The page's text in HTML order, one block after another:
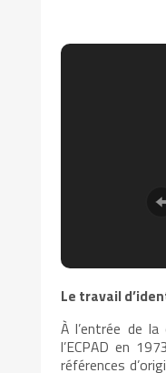
Le travail
À l’entrée de
l’ECPAD en
références